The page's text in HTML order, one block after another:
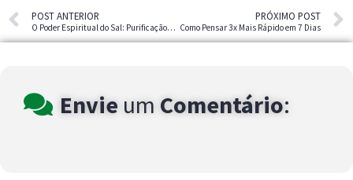
POST ANTERIOR
O Poder Espiritual do Sal: Purificação e Proteção
PRÓXIMO POST
Como Pensar 3x Mais Rápido em 7 Dias
Envie um Comentário: